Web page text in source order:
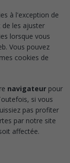
à l'exception de
de les ajuster
lorsque vous
Vous pouvez
cookies de
navigateur pour
si vous
pas profiter
par notre site
affectée.